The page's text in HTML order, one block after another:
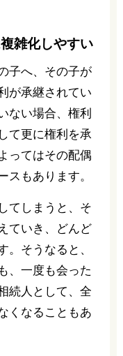
雑化しやすい
子へ、その子が
が承継されてい
ない場合、権利
て更に権利を承
ってはその配偶
スもあります。
てしまうと、そ
ていき、どんど
。そうなると、
、一度も会った
続人として、全
くなることもあ